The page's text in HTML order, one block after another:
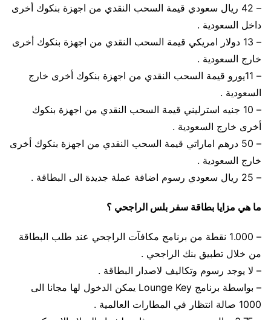
– 42 ريال سعودي قيمة السحب النقدي من اجهزة بنكوك أخرى
داخل السعودية .
– 13 دولار امريكي قيمة السحب النقدي من اجهزة بنكوك أخرى
خارج السعودية .
– 11يورو قيمة السحب النقدي من اجهزة بنكوك أخرى خارج
السعودية .
– 10 جنيه استرليني قيمة السحب النقدي من اجهزة بنكوك
أخرى خارج السعودية .
– 50 درهم اماراتي قيمة السحب النقدي من اجهزة بنكوك أخرى
خارج السعودية .
– 25 ريال سعودي رسوم اضافة عملة جديدة الى البطاقة .
ما هي مزايا بطاقة سفر بلس الراجحي ؟
– 1.000 نقطة من برنامج مكافآت الراجحي عند طلب البطاقة
من خلال تطبيق بنك الراجحي .
– لا يوجد رسوم وتكاليف لاصدار البطاقة .
– بواسطة برنامج Lounge Key يمكن الدخول لها مجانا الى
1000 صالة انتظار في المطارات العالمية .